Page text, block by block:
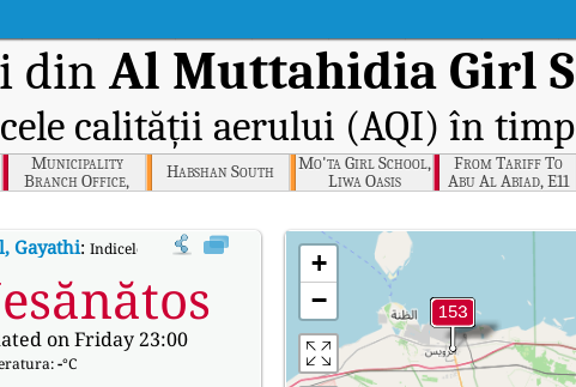
dinAl Muttahidia Girl
calității aerului (AQI) în
Municipality
Branch Office,
Bida Zayed
Habshan South
Mo'ta Girl School,
Liwa Oasis
From Tariff To
Abu Al Abiad, E11
Road
Gayathi: Indicele calității aerului (AQI) în timp real al lui Al Muttahidia Girl
on Friday 23:00
-°C
+
−